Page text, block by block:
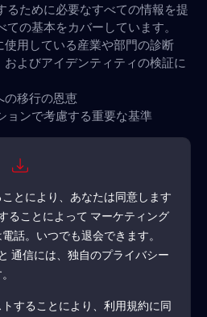
るために必要なすべての情報を提
の基本をカバーしています。
用している産業や部門の診断
よびアイデンティティの検証に
の移行の恩恵
ョンで考慮する重要な基準
とにより、あなたは同意します
ることによって マーケティング
話。いつでも退会できます。
通信には、独自のプライバシー
することにより、利用規約に同